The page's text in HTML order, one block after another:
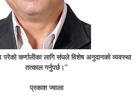
परेको कर्णालीका लागि संघले विशेष अनुदानको व्यवस्था
तत्काल गर्नुपर्छ।”
प्रकाश ज्वाला